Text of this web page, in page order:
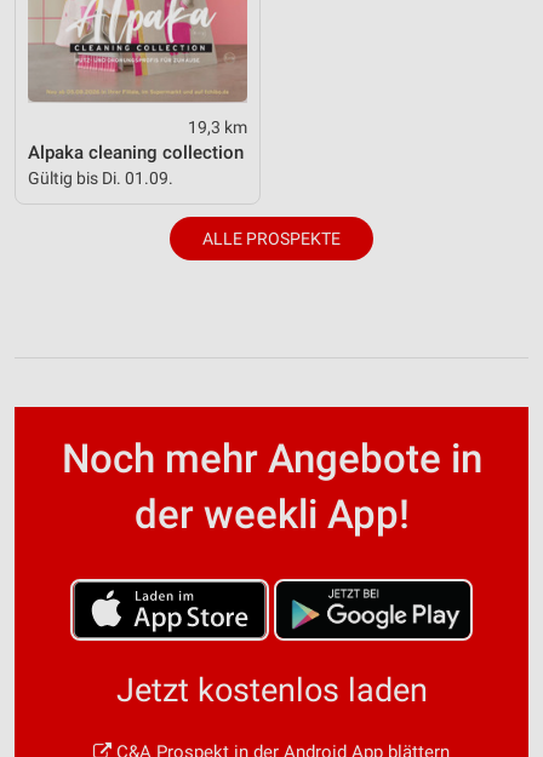
19,3 km
Alpaka cleaning collection
Gültig bis Di. 01.09.
ALLE PROSPEKTE
Noch mehr Angebote in
der weekli App!
Jetzt kostenlos laden
C&A Prospekt in der Android App blättern